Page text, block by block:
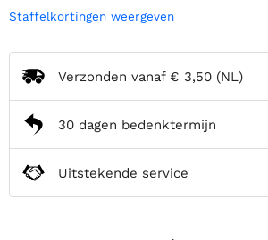
Staffelkortingen weergeven
Verzonden vanaf € 3,50 (NL)
30 dagen bedenktermijn
Uitstekende service